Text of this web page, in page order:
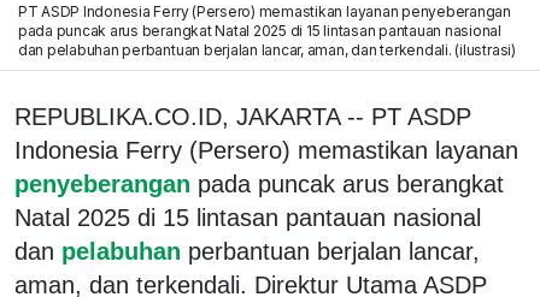
PT ASDP Indonesia Ferry (Persero) memastikan layanan penyeberangan
pada puncak arus berangkat Natal 2025 di 15 lintasan pantauan nasional
dan pelabuhan perbantuan berjalan lancar, aman, dan terkendali. (ilustrasi)
REPUBLIKA.CO.ID, JAKARTA -- PT ASDP
Indonesia Ferry (Persero) memastikan layanan
penyeberangan pada puncak arus berangkat
Natal 2025 di 15 lintasan pantauan nasional
dan pelabuhan perbantuan berjalan lancar,
aman, dan terkendali. Direktur Utama ASDP